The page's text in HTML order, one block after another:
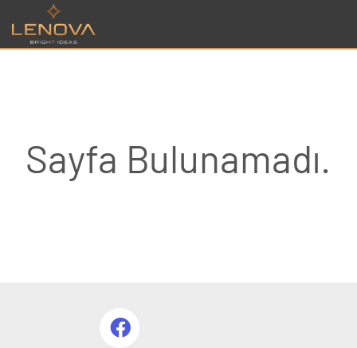
Sayfa Bulunamadı.